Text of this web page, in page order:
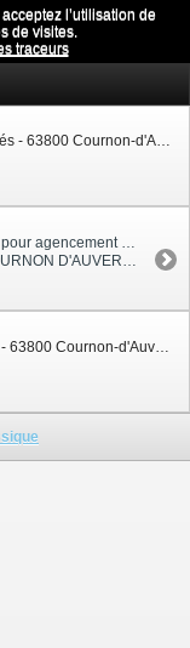
l’utilisation de
de visites.
traceurs
Menu
10 rue Maryse Bastié Zone d'activités - 63800 Cournon-d'Auvergne
5 impasse des Acilloux - 63800 COURNON D'AUVERGNE
10 rue de Pérignat Zone d'activités - 63800 Cournon-d'Auvergne